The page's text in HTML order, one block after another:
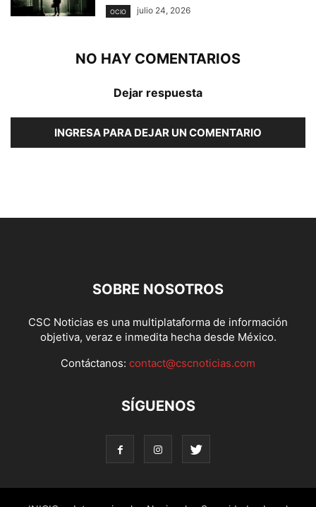
OCIO julio 24, 2026
NO HAY COMENTARIOS
Dejar respuesta
INGRESA PARA DEJAR UN COMENTARIO
SOBRE NOSOTROS
CSC Noticias es una multiplataforma de información
objetiva, veraz e inmedita hecha desde México.
Contáctanos: contact@cscnoticias.com
SÍGUENOS